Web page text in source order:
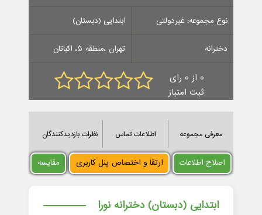
نوع مجموعه: غیردولتی ابتدایی (دبستان)
دخترانه تهران ،منطقه 5، اکباتان
0 از 0 رای
ثبت امتیاز
معرفی مجموعه اطلاعات تماس نظرات بازدیدکنندگان
اصلاح اطلاعات ارتقا و اختصاص پنل کاربری مقایسه
ابتدایی (دبستان) دخترانه نورا